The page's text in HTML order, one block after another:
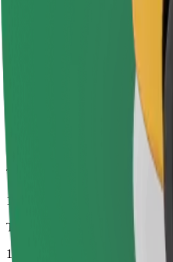
Daha geniş salon və baqaj yeri
Təxmini səfər vaxtı
14 dəq
Təxmini məsafə
12,7 km